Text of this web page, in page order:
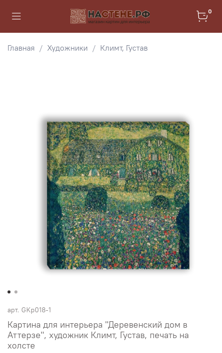
0
Главная Художники Климт, Густав
арт. GKp018-1
Картина для интерьера "Деревенский дом в
Аттерзе", художник Климт, Густав, печать на
холсте